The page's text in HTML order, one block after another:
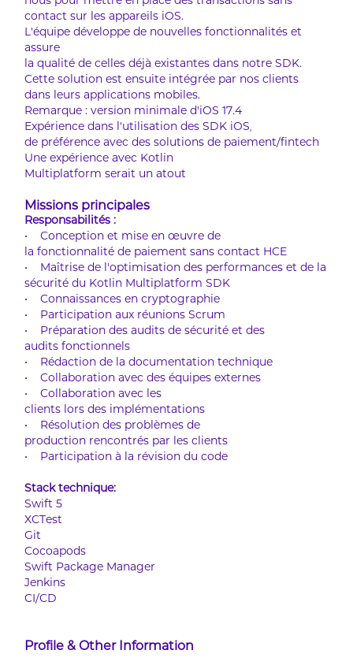
contact sur les appareils iOS.
L'équipe développe de nouvelles fonctionnalités et
assure
la qualité de celles déjà existantes dans notre SDK.
Cette solution est ensuite intégrée par nos clients
dans leurs applications mobiles.
Remarque : version minimale d'iOS 17.4
Expérience dans l'utilisation des SDK iOS,
de préférence avec des solutions de paiement/fintech
Une expérience avec Kotlin
Multiplatform serait un atout
Missions principales
Responsabilités :
• Conception et mise en œuvre de
la fonctionnalité de paiement sans contact HCE
• Maîtrise de l'optimisation des performances et de la
sécurité du Kotlin Multiplatform SDK
• Connaissances en cryptographie
• Participation aux réunions Scrum
• Préparation des audits de sécurité et des
audits fonctionnels
• Rédaction de la documentation technique
• Collaboration avec des équipes externes
• Collaboration avec les
clients lors des implémentations
• Résolution des problèmes de
production rencontrés par les clients
• Participation à la révision du code
Stack technique:
Swift 5
XCTest
Git
Cocoapods
Swift Package Manager
Jenkins
CI/CD
Profile & Other Information